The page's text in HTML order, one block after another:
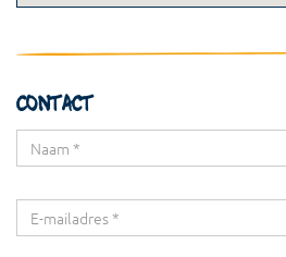
Contact